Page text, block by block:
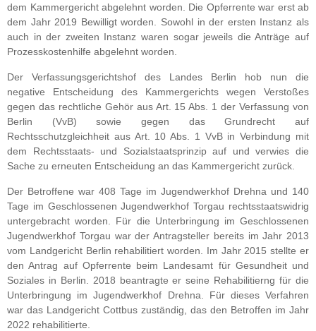
dem Kammergericht abgelehnt worden. Die Opferrente war erst ab
dem Jahr 2019 Bewilligt worden. Sowohl in der ersten Instanz als
auch in der zweiten Instanz waren sogar jeweils die Anträge auf
Prozesskostenhilfe abgelehnt worden.
Der Verfassungsgerichtshof des Landes Berlin hob nun die
negative Entscheidung des Kammergerichts wegen Verstoßes
gegen das rechtliche Gehör aus Art. 15 Abs. 1 der Verfassung von
Berlin (VvB) sowie gegen das Grundrecht auf
Rechtsschutzgleichheit aus Art. 10 Abs. 1 VvB in Verbindung mit
dem Rechtsstaats- und Sozialstaatsprinzip auf und verwies die
Sache zu erneuten Entscheidung an das Kammergericht zurück.
Der Betroffene war 408 Tage im Jugendwerkhof Drehna und 140
Tage im Geschlossenen Jugendwerkhof Torgau rechtsstaatswidrig
untergebracht worden. Für die Unterbringung im Geschlossenen
Jugendwerkhof Torgau war der Antragsteller bereits im Jahr 2013
vom Landgericht Berlin rehabilitiert worden. Im Jahr 2015 stellte er
den Antrag auf Opferrente beim Landesamt für Gesundheit und
Soziales in Berlin. 2018 beantragte er seine Rehabilitierng für die
Unterbringung im Jugendwerkhof Drehna. Für dieses Verfahren
war das Landgericht Cottbus zuständig, das den Betroffen im Jahr
2022 rehabilitierte.